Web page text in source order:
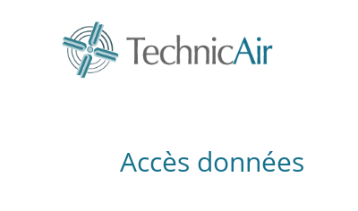
Accès données